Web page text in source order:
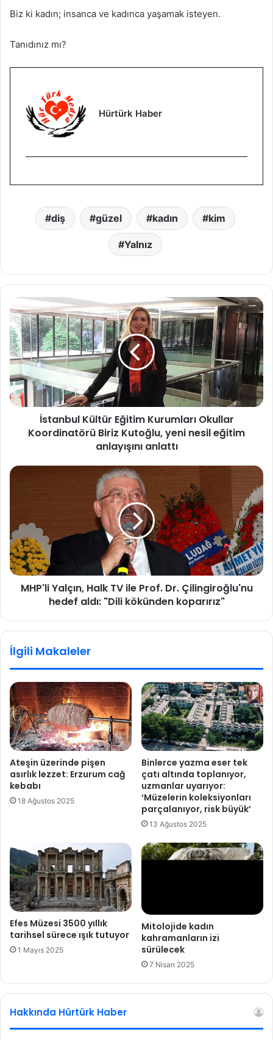
Biz ki kadın; insanca ve kadınca yaşamak isteyen.
Tanıdınız mı?
Hürtürk Haber
diş güzel kadın kim
Yalnız
s
t
a
n
b
u
l
K
r
i
m
K
u
l
r
k
u
l
l
a
K
o
o
r
a
t
ö
r
ü
B
i
r
K
u
t
İstanbul Kültür Eğitim Kurumları Okullar
Koordinatörü Biriz Kutoğlu, yeni nesil eğitim
anlayışını anlattı
M
Y
a
l
T
V
i
l
e
r
o
.
Ç
i
l
i
n
g
i
r
l
'
MHP'li Yalçın, Halk TV ile Prof. Dr. Çilingiroğlu'nu
hedef aldı: "Dili kökünden koparırız"
İlgili Makaleler
Ateşin üzerinde pişen
asırlık lezzet: Erzurum cağ
kebabı
18 Ağustos 2025
Binlerce yazma eser tek
çatı altında toplanıyor,
uzmanlar uyarıyor:
‘Müzelerin koleksiyonları
parçalanıyor, risk büyük’
13 Ağustos 2025
Efes Müzesi 3500 yıllık
tarihsel sürece ışık tutuyor
1 Mayıs 2025
Mitolojide kadın
kahramanların izi
sürülecek
7 Nisan 2025
Hakkında Hürtürk Haber